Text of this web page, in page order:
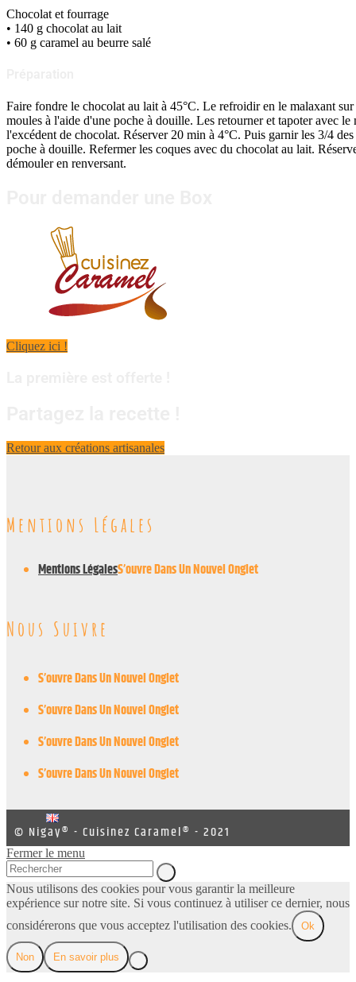
Chocolat et fourrage
• 140 g chocolat au lait
• 60 g caramel au beurre salé
Faire fondre le chocolat au lait à 45°C. Le refroidir en le malaxant
moules à l'aide d'une poche à douille. Les retourner et tapoter avec
l'excédent de chocolat. Réserver 20 min à 4°C. Puis garnir les 3/4
poche à douille. Refermer les coques avec du chocolat au lait.
démouler en renversant.
Cliquez ici !
Retour aux créations artisanales
Mentions Légales
Mentions LégalesS’ouvre Dans Un Nouvel Onglet
Nous Suivre
S’ouvre Dans Un Nouvel Onglet
S’ouvre Dans Un Nouvel Onglet
S’ouvre Dans Un Nouvel Onglet
S’ouvre Dans Un Nouvel Onglet
© Nigay® - Cuisinez Caramel® - 2021
Fermer le menu
Nous utilisons des cookies pour vous garantir la meilleure
expérience sur notre site. Si vous continuez à utiliser ce dernier, nous
considérerons que vous acceptez l'utilisation des cookies.
Ok
Non En savoir plus